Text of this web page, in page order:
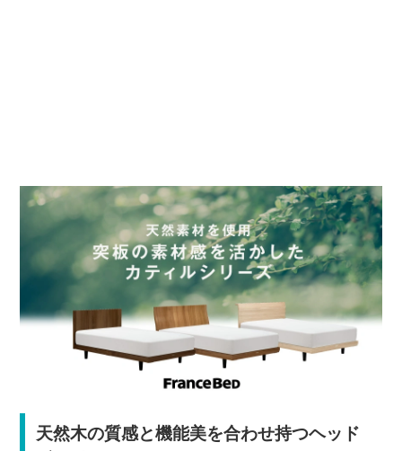
天然木の質感と機能美を合わせ持つヘッド